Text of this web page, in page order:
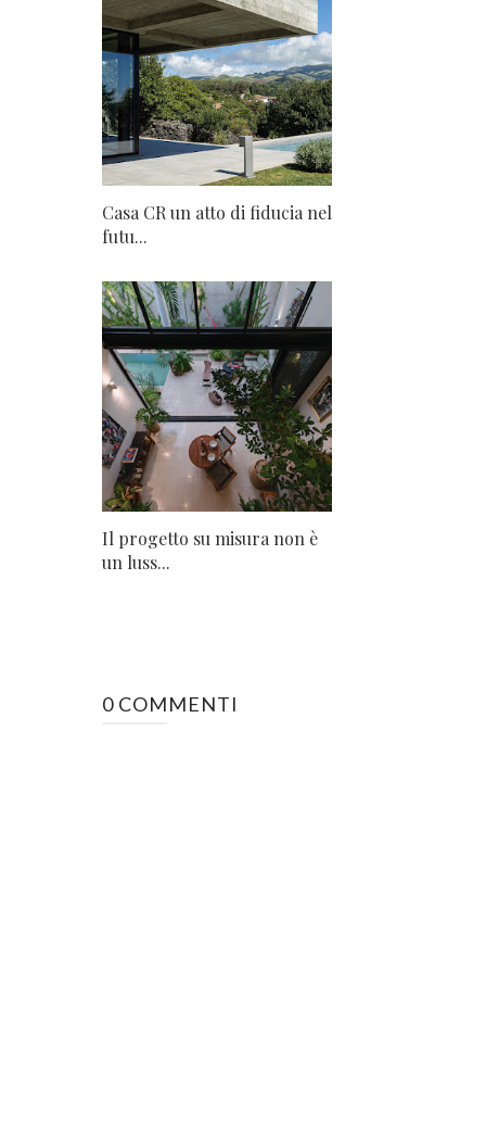
Casa CR un atto di fiducia nel
futu...
Il progetto su misura non è
un luss...
0 COMMENTI